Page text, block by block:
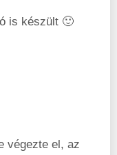
is készült 🙂
végezte el, az